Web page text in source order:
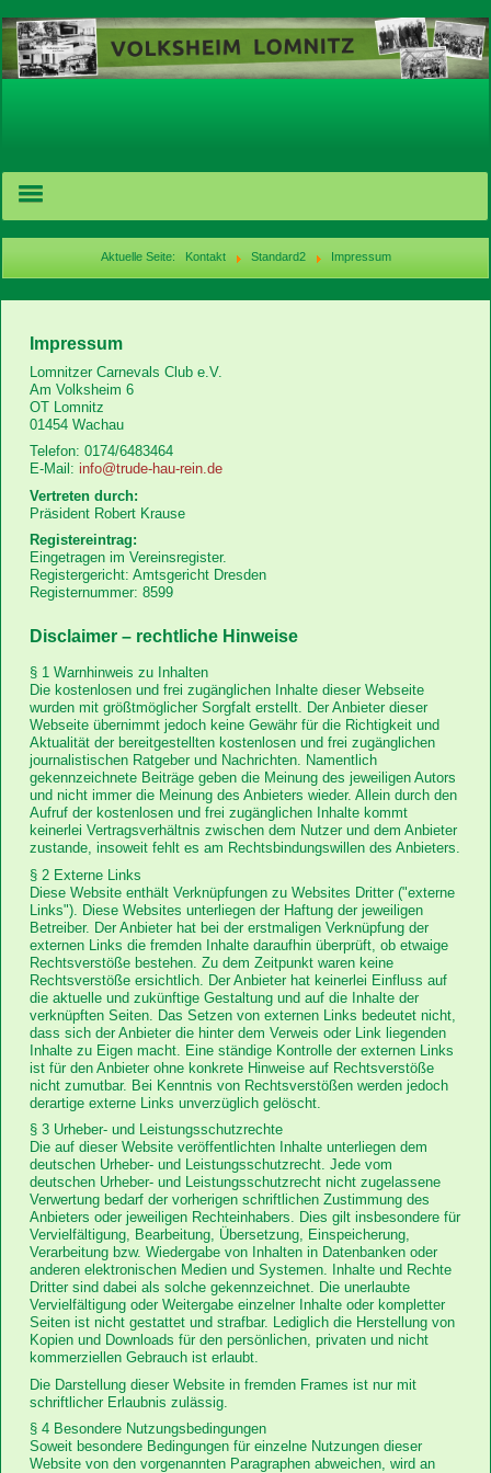
Geschichte
Vermietung
Termine
News
Links
Anfahrt
Downloads
Aktuelle Seite: Kontakt Standard2 Impressum
Impressum
Lomnitzer Carnevals Club e.V.
Am Volksheim 6
OT Lomnitz
01454 Wachau
Telefon: 0174/6483464
E-Mail: info@trude-hau-rein.de
Vertreten durch:
Präsident Robert Krause
Registereintrag:
Eingetragen im Vereinsregister.
Registergericht: Amtsgericht Dresden
Registernummer: 8599
Disclaimer – rechtliche Hinweise
§ 1 Warnhinweis zu Inhalten
Die kostenlosen und frei zugänglichen Inhalte dieser Webseite
wurden mit größtmöglicher Sorgfalt erstellt. Der Anbieter dieser
Webseite übernimmt jedoch keine Gewähr für die Richtigkeit und
Aktualität der bereitgestellten kostenlosen und frei zugänglichen
journalistischen Ratgeber und Nachrichten. Namentlich
gekennzeichnete Beiträge geben die Meinung des jeweiligen Autors
und nicht immer die Meinung des Anbieters wieder. Allein durch den
Aufruf der kostenlosen und frei zugänglichen Inhalte kommt
keinerlei Vertragsverhältnis zwischen dem Nutzer und dem Anbieter
zustande, insoweit fehlt es am Rechtsbindungswillen des Anbieters.
§ 2 Externe Links
Diese Website enthält Verknüpfungen zu Websites Dritter ("externe
Links"). Diese Websites unterliegen der Haftung der jeweiligen
Betreiber. Der Anbieter hat bei der erstmaligen Verknüpfung der
externen Links die fremden Inhalte daraufhin überprüft, ob etwaige
Rechtsverstöße bestehen. Zu dem Zeitpunkt waren keine
Rechtsverstöße ersichtlich. Der Anbieter hat keinerlei Einfluss auf
die aktuelle und zukünftige Gestaltung und auf die Inhalte der
verknüpften Seiten. Das Setzen von externen Links bedeutet nicht,
dass sich der Anbieter die hinter dem Verweis oder Link liegenden
Inhalte zu Eigen macht. Eine ständige Kontrolle der externen Links
ist für den Anbieter ohne konkrete Hinweise auf Rechtsverstöße
nicht zumutbar. Bei Kenntnis von Rechtsverstößen werden jedoch
derartige externe Links unverzüglich gelöscht.
§ 3 Urheber- und Leistungsschutzrechte
Die auf dieser Website veröffentlichten Inhalte unterliegen dem
deutschen Urheber- und Leistungsschutzrecht. Jede vom
deutschen Urheber- und Leistungsschutzrecht nicht zugelassene
Verwertung bedarf der vorherigen schriftlichen Zustimmung des
Anbieters oder jeweiligen Rechteinhabers. Dies gilt insbesondere für
Vervielfältigung, Bearbeitung, Übersetzung, Einspeicherung,
Verarbeitung bzw. Wiedergabe von Inhalten in Datenbanken oder
anderen elektronischen Medien und Systemen. Inhalte und Rechte
Dritter sind dabei als solche gekennzeichnet. Die unerlaubte
Vervielfältigung oder Weitergabe einzelner Inhalte oder kompletter
Seiten ist nicht gestattet und strafbar. Lediglich die Herstellung von
Kopien und Downloads für den persönlichen, privaten und nicht
kommerziellen Gebrauch ist erlaubt.
Die Darstellung dieser Website in fremden Frames ist nur mit
schriftlicher Erlaubnis zulässig.
§ 4 Besondere Nutzungsbedingungen
Soweit besondere Bedingungen für einzelne Nutzungen dieser
Website von den vorgenannten Paragraphen abweichen, wird an